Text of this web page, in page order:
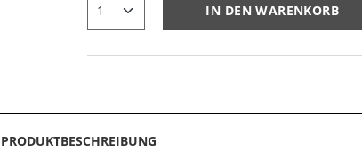
IN DEN WARENKORB
PRODUKTBESCHREIBUNG